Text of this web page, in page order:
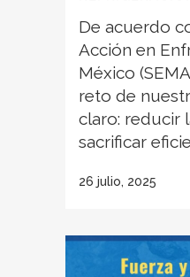
De acuerdo
Acción en
México
reto de
claro: reducir
sacrificar
26 julio, 2025